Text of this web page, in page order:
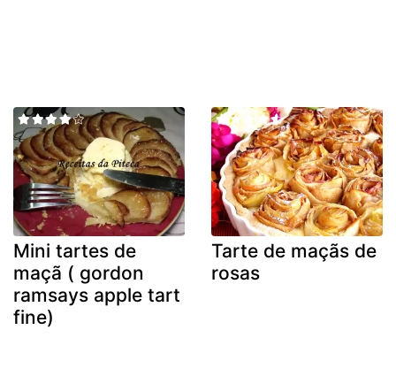
Mini tartes de
maçã ( gordon
ramsays apple tart
fine)
Tarte de maçãs de
rosas